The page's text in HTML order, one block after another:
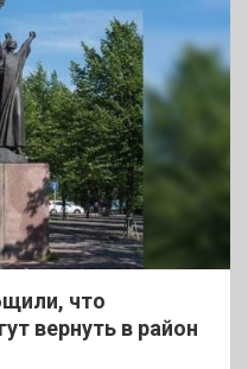
что
вернуть в район